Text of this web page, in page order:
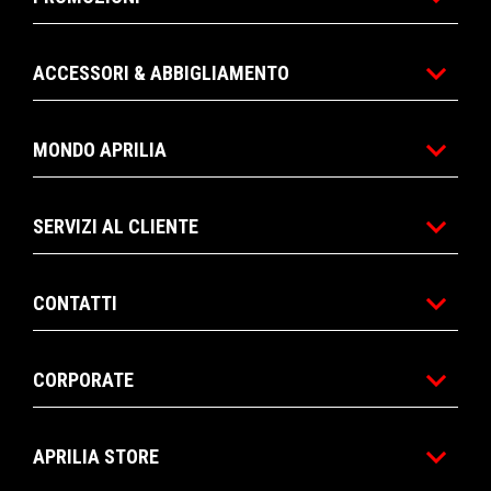
ACCESSORI & ABBIGLIAMENTO
MONDO APRILIA
SERVIZI AL CLIENTE
CONTATTI
CORPORATE
APRILIA STORE